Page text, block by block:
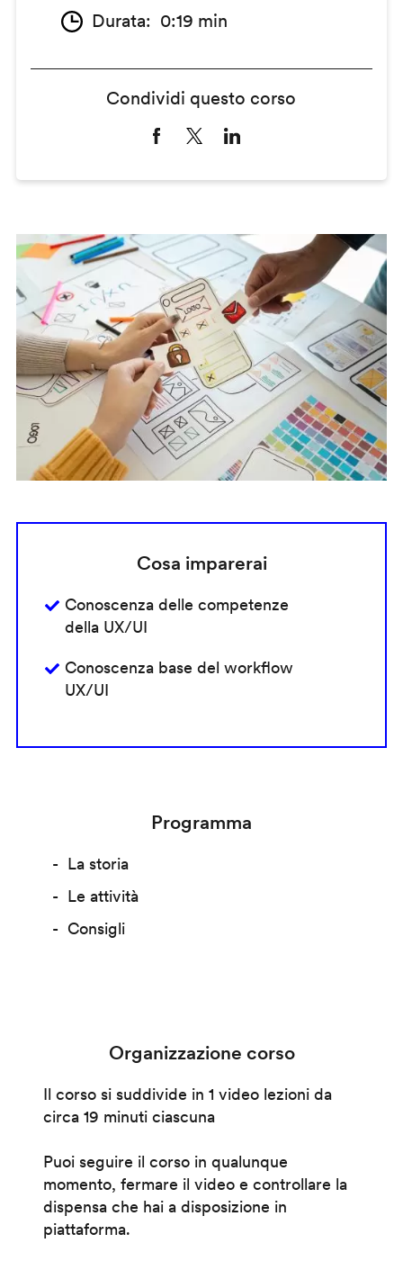
Durata 0:19 min
Condividi questo corso
Cosa imparerai
Conoscenza delle competenze
della UX/UI
Conoscenza base del workflow
UX/UI
Programma
La storia
Le attività
Consigli
Organizzazione corso
Il corso si suddivide in 1 video lezioni da
circa 19 minuti ciascuna
Puoi seguire il corso in qualunque
momento, fermare il video e controllare la
dispensa che hai a disposizione in
piattaforma.